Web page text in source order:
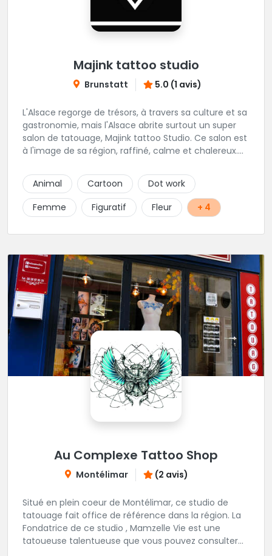
Majink tattoo studio
Brunstatt 5.0 (1 avis)
L'Alsace regorge de trésors, à travers sa culture et sa
gastronomie, mais l'Alsace abrite surtout un super
salon de tatouage, Majink tattoo Studio. Ce salon est
à l'image de sa région, raffiné, calme et chalereux.
découvrir son super shop !
Animal Cartoon
Dot work
Femme
Figuratif Fleur + 4
Au Complexe Tattoo Shop
Montélimar (2 avis)
Situé en plein coeur de Montélimar, ce studio de
tatouage fait office de référence dans la région. La
Fondatrice de ce studio , Mamzelle Vie est une
tatoueuse talentueuse que vous pouvez consulter